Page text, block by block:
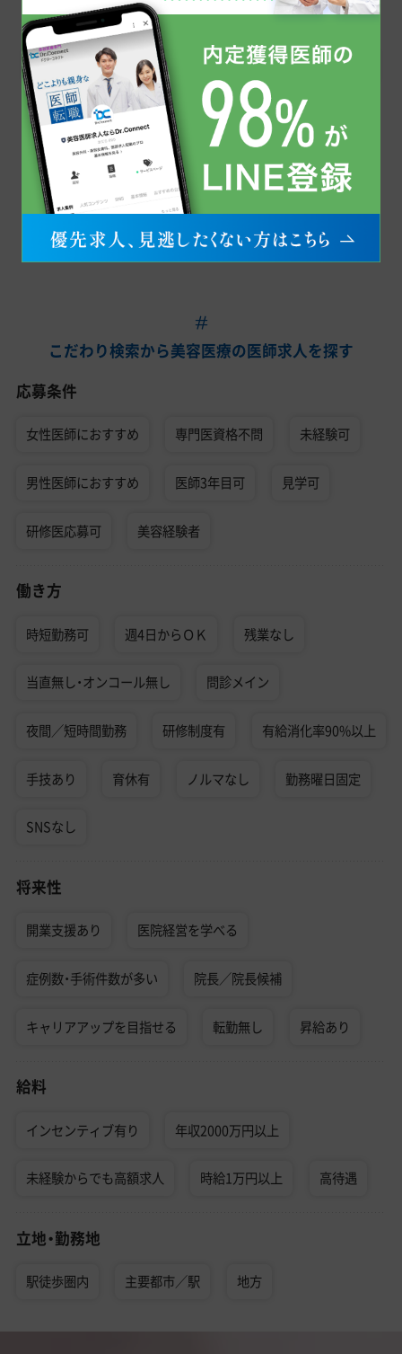
鳥取県 島根県 岡山県 広島県 山口県
同じ科目で美容医療の医師求人を探す
美容皮膚科
こだわり検索から美容医療の医師求人を探す
応募条件
女性医師におすすめ 専門医資格不問 未経験可
男性医師におすすめ 医師3年目可 見学可
研修医応募可 美容経験者
働き方
時短勤務可 週4日からＯＫ 残業なし
当直無し・オンコール無し 問診メイン
夜間／短時間勤務 研修制度有 有給消化率90%以上
手技あり 育休有 ノルマなし 勤務曜日固定
SNSなし
将来性
開業支援あり 医院経営を学べる
症例数・手術件数が多い 院長／院長候補
キャリアアップを目指せる 転勤無し 昇給あり
給料
インセンティブ有り 年収2000万円以上
未経験からでも高額求人 時給1万円以上 高待遇
立地・勤務地
駅徒歩圏内 主要都市／駅 地方